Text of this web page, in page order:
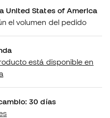
United States of America
el volumen del pedido
está disponible en
30 días